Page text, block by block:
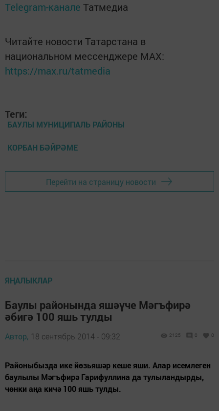
Telegram-канале Татмедиа
Читайте новости Татарстана в
национальном мессенджере MАХ:
https://max.ru/tatmedia
Теги:
БАУЛЫ МУНИЦИПАЛЬ РАЙОНЫ
КОРБАН БӘЙРӘМЕ
Перейти на страницу новости
ЯҢАЛЫКЛАР
Баулы районында яшәүче Мәгъфирә
әбигә 100 яшь тулды
Автор, 18 сентябрь 2014 - 09:32 2125 0 0
Районыбызда ике йөзьяшәр кеше яши. Алар исемлеген
баулылы Мәгъфирә Гарифуллина да тулыландырды,
чөнки аңа кичә 100 яшь тулды.